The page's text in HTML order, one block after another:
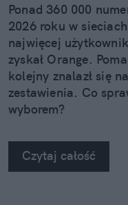
Ponad 360 000
2026 roku w
najwięcej
zyskał Orange.
kolejny znalazł się
zestawienia. Co
wyborem?
Czytaj całość